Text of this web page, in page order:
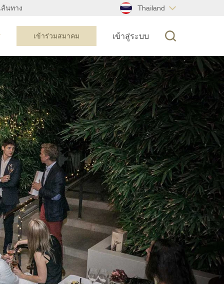
ส้นทาง Thailand
เข้าร่วมสมาคม เข้าสู่ระบบ